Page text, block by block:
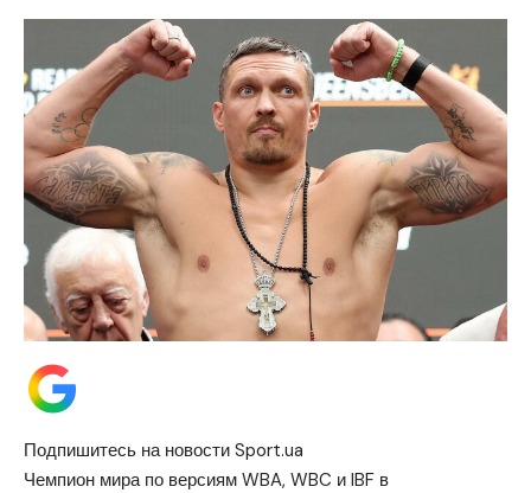
Подпишитесь на новости Sport.ua
Чемпион мира по версиям WBA, WBC и IBF в